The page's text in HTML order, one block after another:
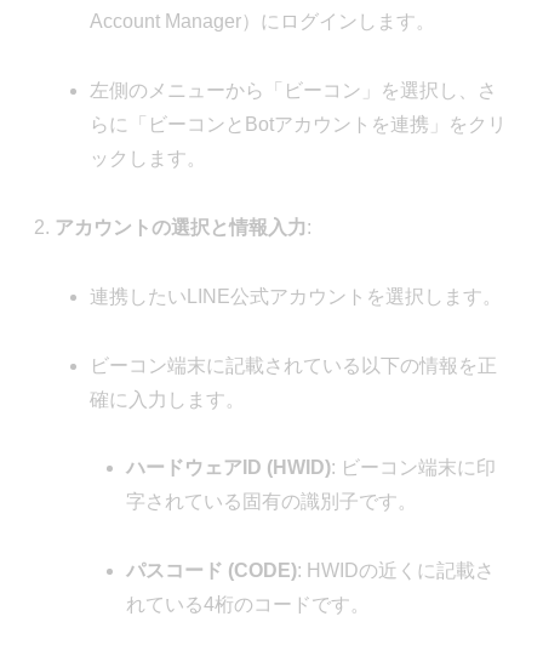
Account Manager）にログインします。
左側のメニューから「ビーコン」を選択し、さ
らに「ビーコンとBotアカウントを連携」をクリ
ックします。
アカウントの選択と情報入力:
連携したいLINE公式アカウントを選択します。
ビーコン端末に記載されている以下の情報を正
確に入力します。
ハードウェアID (HWID): ビーコン端末に印
字されている固有の識別子です。
パスコード (CODE): HWIDの近くに記載さ
れている4桁のコードです。